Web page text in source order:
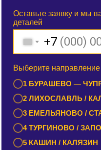
Оставьте заявку и мы
деталей
+7
Выберите направление
1 БУРАШЕВО —
2 ЛИХОСЛАВЛЬ /
3 ЕМЕЛЬЯНОВО /
4 ТУРГИНОВО /
5 КАШИН / КАЛЯЗИН